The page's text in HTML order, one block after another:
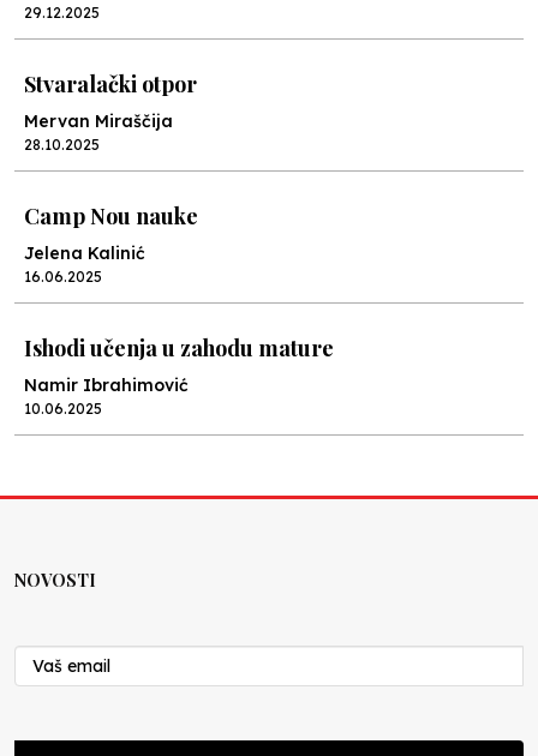
29.12.2025
Stvaralački otpor
Mervan Miraščija
28.10.2025
Camp Nou nauke
Jelena Kalinić
16.06.2025
Ishodi učenja u zahodu mature
Namir Ibrahimović
10.06.2025
Nenad Veličković
29.10.2024
Cuke i djeca
NOVOSTI